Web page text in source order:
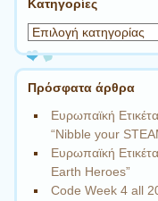
Kατηγορίες
Kατηγορίες
Πρόσφατα άρθρα
Ευρωπαϊκή
“Nibble your
Ευρωπαϊκή
Earth Heroes”
Code Week 4 all